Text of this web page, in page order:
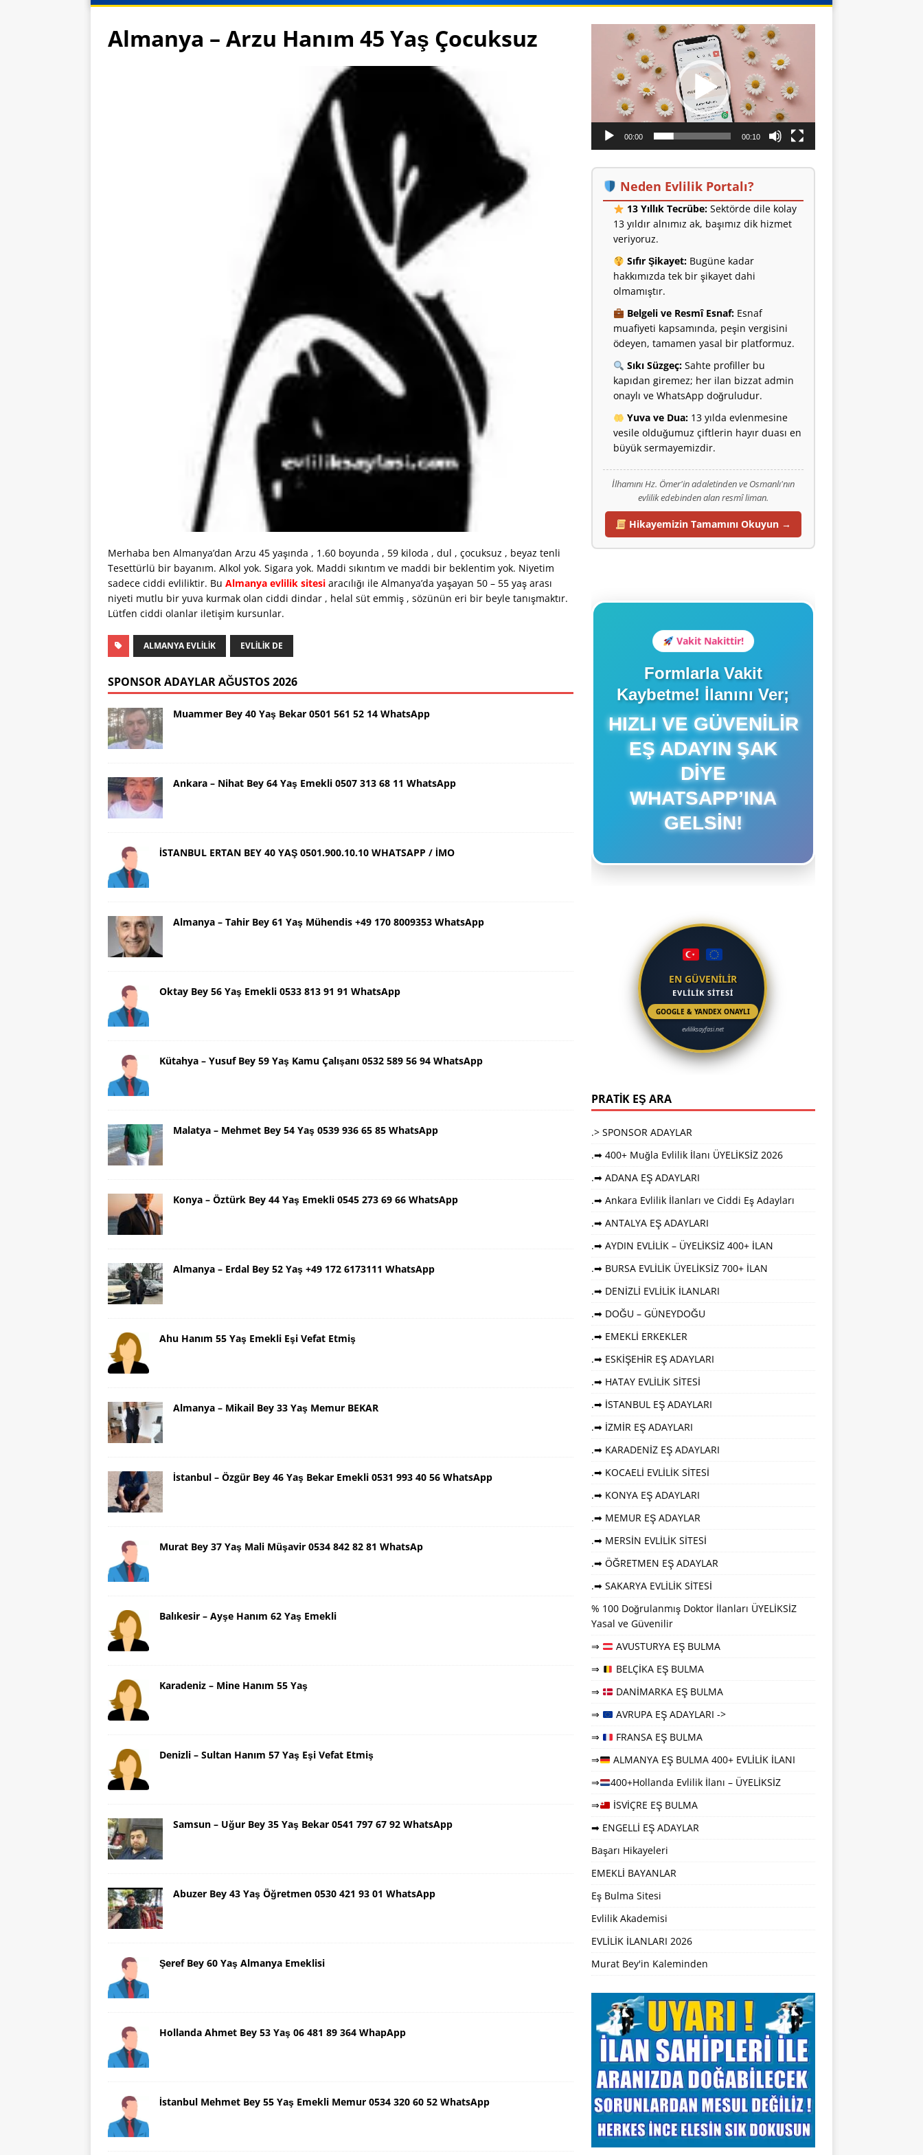
Almanya – Arzu Hanım 45 Yaş Çocuksuz
Merhaba ben Almanya’dan Arzu 45 yaşında , 1.60 boyunda , 59 kiloda , dul , çocuksuz , beyaz tenli
Tesettürlü bir bayanım. Alkol yok. Sigara yok. Maddi sıkıntım ve maddi bir beklentim yok. Niyetim
sadece ciddi evliliktir. Bu Almanya evlilik sitesi aracılığı ile Almanya’da yaşayan 50 – 55 yaş arası
niyeti mutlu bir yuva kurmak olan ciddi dindar , helal süt emmiş , sözünün eri bir beyle tanışmaktır.
Lütfen ciddi olanlar iletişim kursunlar.
ALMANYA EVLILIK EVLILIK DE
SPONSOR ADAYLAR AĞUSTOS 2026
Muammer Bey 40 Yaş Bekar 0501 561 52 14 WhatsApp
Ankara – Nihat Bey 64 Yaş Emekli 0507 313 68 11 WhatsApp
İSTANBUL ERTAN BEY 40 YAŞ 0501.900.10.10 WHATSAPP / İMO
Almanya – Tahir Bey 61 Yaş Mühendis +49 170 8009353 WhatsApp
Oktay Bey 56 Yaş Emekli 0533 813 91 91 WhatsApp
Kütahya – Yusuf Bey 59 Yaş Kamu Çalışanı 0532 589 56 94 WhatsApp
Malatya – Mehmet Bey 54 Yaş 0539 936 65 85 WhatsApp
Konya – Öztürk Bey 44 Yaş Emekli 0545 273 69 66 WhatsApp
Almanya – Erdal Bey 52 Yaş +49 172 6173111 WhatsApp
Ahu Hanım 55 Yaş Emekli Eşi Vefat Etmiş
Almanya – Mikail Bey 33 Yaş Memur BEKAR
İstanbul – Özgür Bey 46 Yaş Bekar Emekli 0531 993 40 56 WhatsApp
Murat Bey 37 Yaş Mali Müşavir 0534 842 82 81 WhatsAp
Balıkesir – Ayşe Hanım 62 Yaş Emekli
Karadeniz – Mine Hanım 55 Yaş
Denizli – Sultan Hanım 57 Yaş Eşi Vefat Etmiş
Samsun – Uğur Bey 35 Yaş Bekar 0541 797 67 92 WhatsApp
Abuzer Bey 43 Yaş Öğretmen 0530 421 93 01 WhatsApp
Şeref Bey 60 Yaş Almanya Emeklisi
Hollanda Ahmet Bey 53 Yaş 06 481 89 364 WhapApp
İstanbul Mehmet Bey 55 Yaş Emekli Memur 0534 320 60 52 WhatsApp
oynatıcı
00:00 00:10
Neden Evlilik Portalı?
13 Yıllık Tecrübe:Sektörde dile kolay
13 yıldır alnımız ak, başımız dik hizmet
veriyoruz.
Sıfır Şikayet:Bugüne kadar
hakkımızda tek bir şikayet dahi
olmamıştır.
Belgeli ve Resmî Esnaf:Esnaf
muafiyeti kapsamında, peşin vergisini
ödeyen, tamamen yasal bir platformuz.
Sıkı Süzgeç:Sahte profiller bu
kapıdan giremez; her ilan bizzat admin
onaylı ve WhatsApp doğruludur.
Yuva ve Dua:13 yılda evlenmesine
vesile olduğumuz çiftlerin hayır duası en
büyük sermayemizdir.
İlhamını Hz. Ömer'in adaletinden ve Osmanlı'nın
evlilik edebinden alan resmî liman.
Hikayemizin Tamamını Okuyun →
Vakit Nakittir!
Formlarla Vakit
Kaybetme! İlanını Ver;
HIZLI VE GÜVENILIR
EŞ ADAYIN ŞAK
DIYE
WHATSAPP’INA
GELSIN!
EN GÜVENİLİR
EVLİLİK SİTESİ
GOOGLE & YANDEX ONAYLI
PRATİK EŞ ARA
.> SPONSOR ADAYLAR
.➡ 400+ Muğla Evlilik İlanı ÜYELİKSİZ 2026
.➡ ADANA EŞ ADAYLARI
.➡ Ankara Evlilik İlanları ve Ciddi Eş Adayları
.➡ ANTALYA EŞ ADAYLARI
.➡ AYDIN EVLİLİK – ÜYELİKSİZ 400+ İLAN
.➡ BURSA EVLİLİK ÜYELİKSİZ 700+ İLAN
.➡ DENİZLİ EVLİLİK İLANLARI
.➡ DOĞU – GÜNEYDOĞU
.➡ EMEKLİ ERKEKLER
.➡ ESKİŞEHİR EŞ ADAYLARI
.➡ HATAY EVLİLİK SİTESİ
.➡ İSTANBUL EŞ ADAYLARI
.➡ İZMİR EŞ ADAYLARI
.➡ KARADENİZ EŞ ADAYLARI
.➡ KOCAELİ EVLİLİK SİTESİ
.➡ KONYA EŞ ADAYLARI
.➡ MEMUR EŞ ADAYLAR
.➡ MERSİN EVLİLİK SİTESİ
.➡ ÖĞRETMEN EŞ ADAYLAR
.➡ SAKARYA EVLİLİK SİTESİ
% 100 Doğrulanmış Doktor İlanları ÜYELİKSİZ
Yasal ve Güvenilir
⇒
AVUSTURYA EŞ BULMA
⇒
BELÇİKA EŞ BULMA
⇒
DANİMARKA EŞ BULMA
⇒
AVRUPA EŞ ADAYLARI ->
⇒
FRANSA EŞ BULMA
⇒
ALMANYA EŞ BULMA 400+ EVLİLİK İLANI
⇒
400+Hollanda Evlilik İlanı – ÜYELİKSİZ
⇒
İSVİÇRE EŞ BULMA
➡ ENGELLİ EŞ ADAYLAR
Başarı Hikayeleri
EMEKLİ BAYANLAR
Eş Bulma Sitesi
Evlilik Akademisi
EVLİLİK İLANLARI 2026
Murat Bey'in Kaleminden